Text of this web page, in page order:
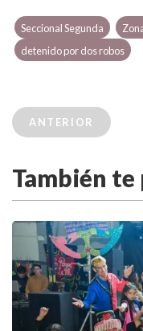
Seccional Segunda
detenido por dos robos
ANTERIOR
También te